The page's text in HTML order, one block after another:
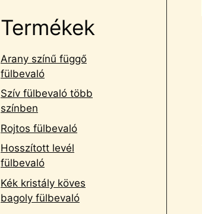
Termékek
Arany színű függő
fülbevaló
Szív fülbevaló több
színben
Rojtos fülbevaló
Hosszított levél
fülbevaló
Kék kristály köves
bagoly fülbevaló